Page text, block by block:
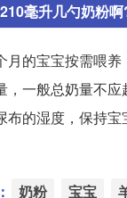
毫升几勺奶粉啊
月的宝宝按需喂养
，一般总奶量不
布的湿度，保持宝
奶粉 宝宝